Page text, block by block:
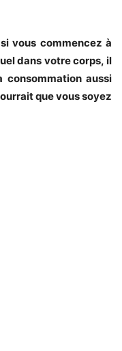
vous commencez à
dans votre corps, il
consommation aussi
que vous soyez